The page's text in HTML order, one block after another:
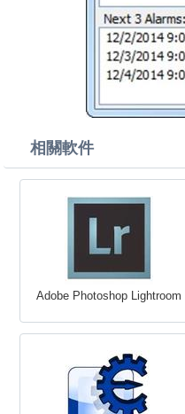
相關軟件
Adobe Photoshop Lightroom